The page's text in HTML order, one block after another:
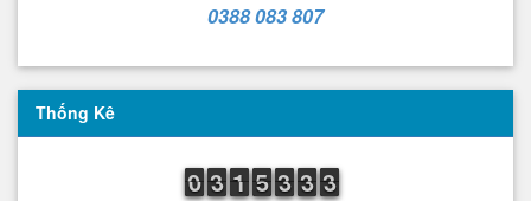
0388 083 807
Thống Kê
9
0
0 2
3
3 1
1
1 4
5
5 2
3
3 2
3
3 2
3
3